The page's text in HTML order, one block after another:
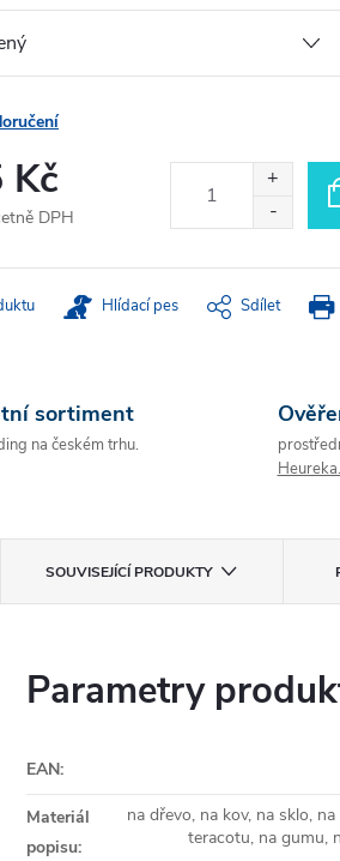
Kč
DPH
Hlídací pes Sdílet
sortiment
na českém trhu.
SOUVISEJÍCÍ PRODUKTY
Parametry
EAN:
Materiál
popisu:
na dřevo, na kov, na sklo,
teracotu, na gumu,